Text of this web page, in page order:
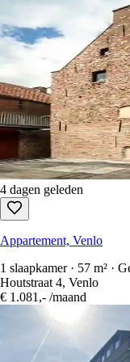
4 dagen geleden
Appartement, Venlo
1 slaapkamer · 57 m² ·
Houtstraat 4, Venlo
€ 1.081,- /maand